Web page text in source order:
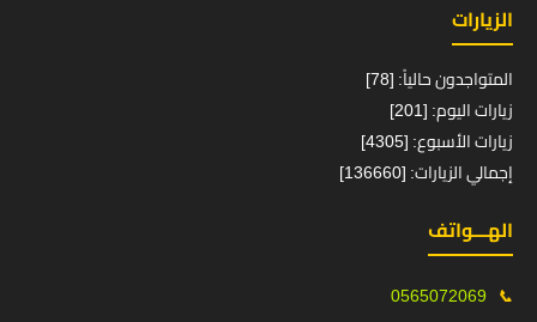
الزيارات
المتواجدون حالياً: [78]
زيارات اليوم: [201]
زيارات الأسبوع: [4305]
إجمالي الزيارات: [136660]
الهـــواتف
📞
0565072069